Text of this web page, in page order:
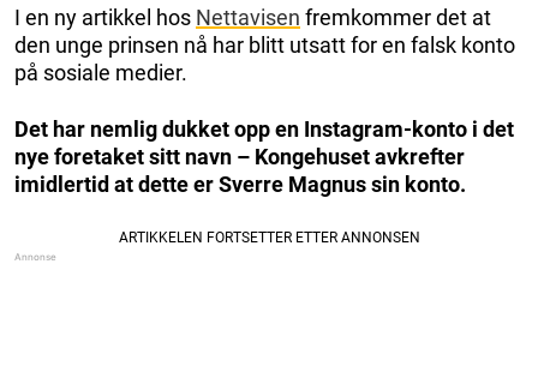
I en ny artikkel hos Nettavisen fremkommer det at
den unge prinsen nå har blitt utsatt for en falsk konto
på sosiale medier.
Det har nemlig dukket opp en Instagram-konto i det
nye foretaket sitt navn – Kongehuset avkrefter
imidlertid at dette er Sverre Magnus sin konto.